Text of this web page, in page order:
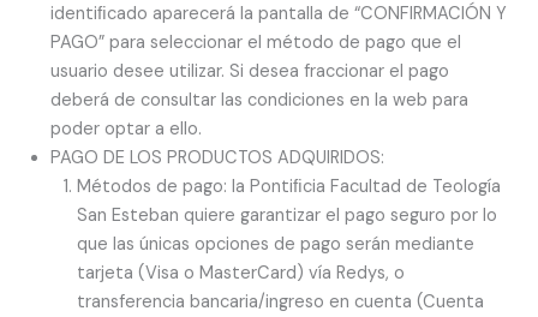
identiﬁcado aparecerá la pantalla de “CONFIRMACIÓN Y
PAGO” para seleccionar el método de pago que el
usuario desee utilizar. Si desea fraccionar el pago
deberá de consultar las condiciones en la web para
poder optar a ello.
PAGO DE LOS PRODUCTOS ADQUIRIDOS:
Métodos de pago: la Pontiﬁcia Facultad de Teología
San Esteban quiere garantizar el pago seguro por lo
que las únicas opciones de pago serán mediante
tarjeta (Visa o MasterCard) vía Redys, o
transferencia bancaria/ingreso en cuenta (Cuenta